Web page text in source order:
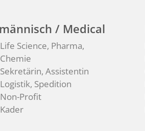
/ Medical
Life Science, Pharma,
Chemie
Sekretärin, Assistentin
Logistik, Spedition
Non-Profit
Kader